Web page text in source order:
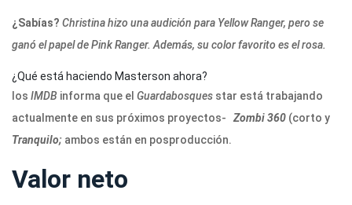
¿Sabías? Christina hizo una audición para Yellow Ranger, pero se
ganó el papel de Pink Ranger. Además, su color favorito es el rosa.
¿Qué está haciendo Masterson ahora?
los IMDB informa que el Guardabosques star está trabajando
actualmente en sus próximos proyectos-
Zombi 360 (corto y
Tranquilo; ambos están en posproducción.
Valor neto